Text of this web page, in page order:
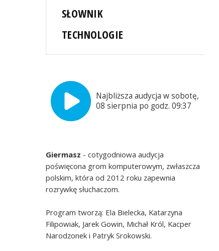
SŁOWNIK
TECHNOLOGIE
Najbliższa audycja w sobotę,
08 sierpnia po godz. 09:37
Giermasz - cotygodniowa audycja
poświęcona grom komputerowym, zwłaszcza
polskim, która od 2012 roku zapewnia
rozrywkę słuchaczom.
Program tworzą: Ela Bielecka, Katarzyna
Filipowiak, Jarek Gowin, Michał Król, Kacper
Narodzonek i Patryk Srokowski.